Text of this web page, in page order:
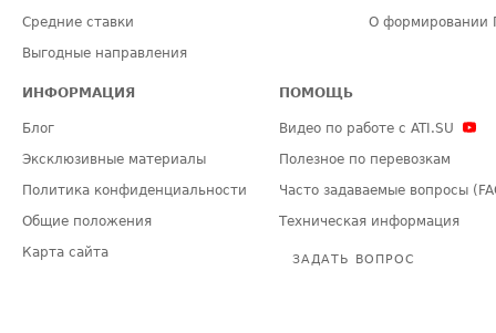
Средние ставки
Выгодные направления
О формировании
ИНФОРМАЦИЯ
Блог
Эксклюзивные материалы
Политика конфиденциальности
Общие положения
Карта сайта
ПОМОЩЬ
Видео по работе с ATI.SU
Полезное по перевозкам
Часто задаваемые вопросы
Техническая информация
ЗАДАТЬ ВОПРОС